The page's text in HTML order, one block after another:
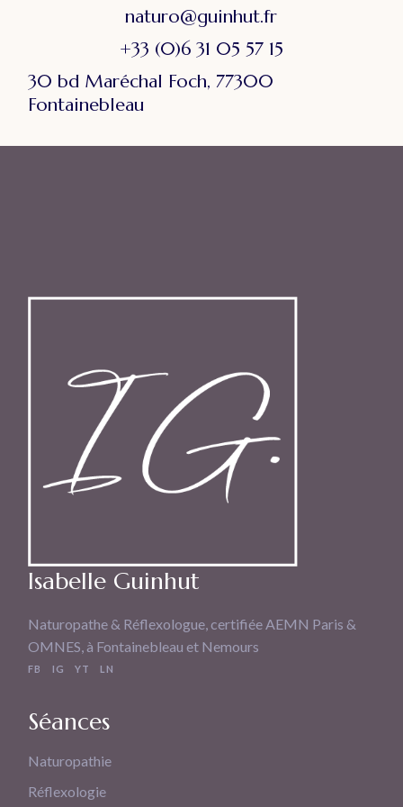
naturo@guinhut.fr
+33 (0)6 31 05 57 15
30 bd Maréchal Foch, 77300
Fontainebleau
Isabelle Guinhut
Naturopathe & Réflexologue, certifiée AEMN Paris &
OMNES, à Fontainebleau et Nemours
FB IG YT LN
Séances
Naturopathie
Réflexologie